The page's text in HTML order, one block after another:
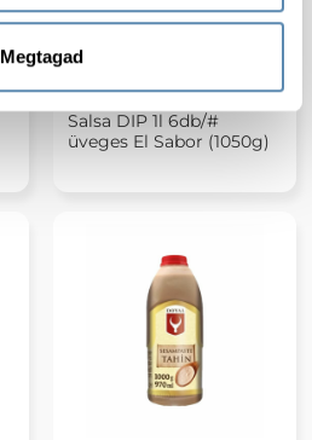
Megtagad
Salsa DIP 1l 6db/#
üveges El Sabor (1050g)